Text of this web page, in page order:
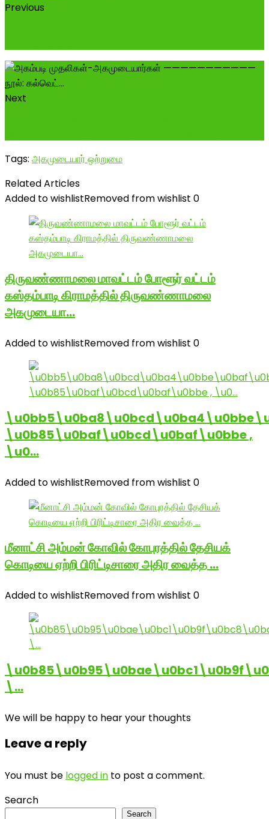
Previous
Next
Tags: அகமுடையார் ஒற்றுமை
Related Articles
Added to wishlistRemoved from wishlist 0
திருவண்ணாமலை மாவட்டம் போளூர் வட்டம்
கஸ்தம்பாடி கிராமத்தில் திருவண்ணாமலை
அகமுடையா…
Added to wishlistRemoved from wishlist 0
\u0b85\u0baf\u0bcd\u0baf\u0bbe ,
\u0…
Added to wishlistRemoved from wishlist 0
மீனாட்சி அம்மன் கோவில் கோபுரத்தில் தேசியக்
கொடியை ஏற்றி பிரிட்டிசாரை அதிர வைத்த …
Added to wishlistRemoved from wishlist 0
\…
We will be happy to hear your thoughts
Leave a reply
You must be logged in to post a comment.
Search
Search